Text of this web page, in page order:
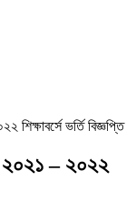
শিক্ষাবর্সে ভর্তি বিজ্ঞপ্তি
২০২১ – ২০২২